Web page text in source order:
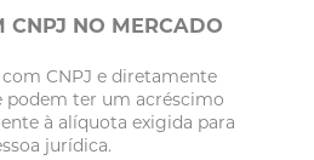
CNPJ NO MERCADO
CNPJ e diretamente
podem ter um acréscimo
à alíquota exigida para
jurídica.